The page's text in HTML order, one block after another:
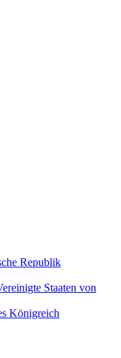
Republik
Staaten von
Königreich